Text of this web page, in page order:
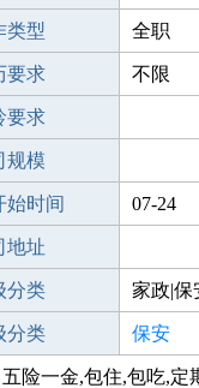
类型 全职
要求 不限
要求
规模
始时间 07-24
地址
分类 家政|保
分类 保安
险一金,包住,包吃,定